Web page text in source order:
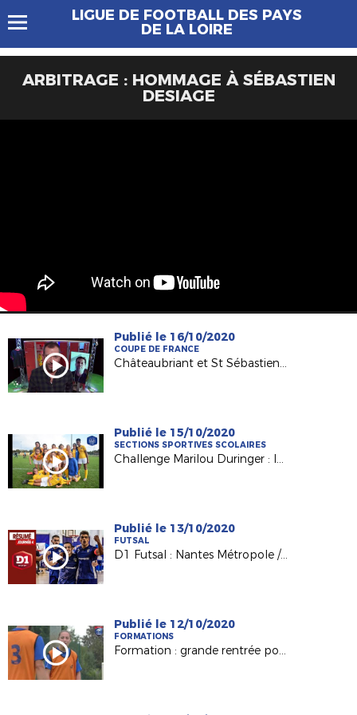
LIGUE DE FOOTBALL DES PAYS
DE LA LOIRE
ARBITRAGE : HOMMAGE À SÉBASTIEN
DESIAGE
Publié le 16/10/2020
COUPE DE FRANCE
Châteaubriant et St Sébastien sur Loire sur France 3
Publié le 15/10/2020
SECTIONS SPORTIVES SCOLAIRES
Challenge Marilou Duringer : les collègiennes de Nantes La Colinière qualifiées !
Publié le 13/10/2020
FUTSAL
D1 Futsal : Nantes Métropole / Mouvaux Lile (1-6)
Publié le 12/10/2020
FORMATIONS
Formation : grande rentrée pour nos BMF Apprentissage